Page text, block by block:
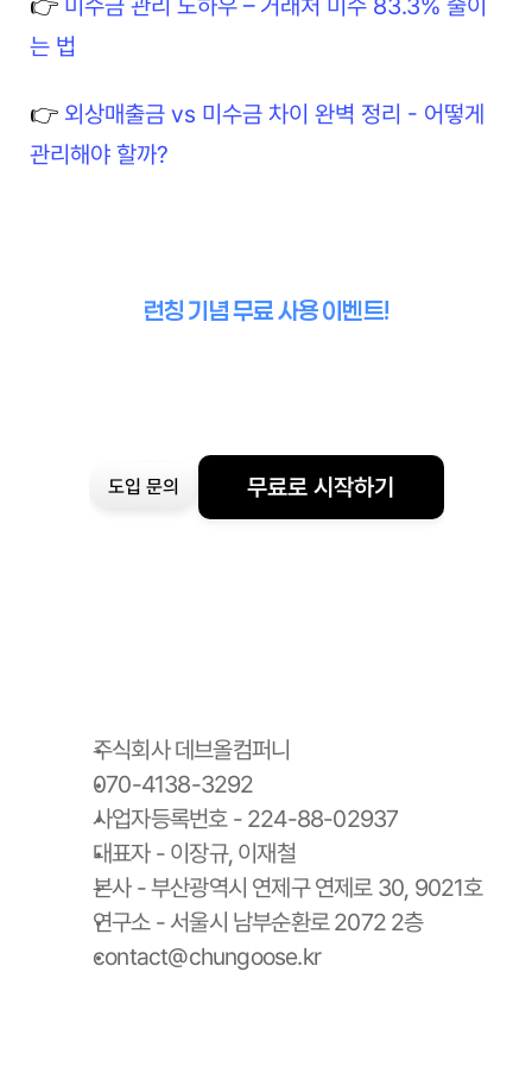
👉 미수금 관리 노하우 – 거래처 미수 83.3% 줄이
는 법
👉 외상매출금 vs 미수금 차이 완벽 정리 - 어떻게
관리해야 할까?
런칭 기념 무료 사용 이벤트!
도입 문의 무료로 시작하기
주식회사 데브올컴퍼니
070-4138-3292
사업자등록번호 - 224-88-02937
대표자 - 이장규, 이재철
본사 - 부산광역시 연제구 연제로 30, 9021호
연구소 - 서울시 남부순환로 2072 2층
contact@chungoose.kr